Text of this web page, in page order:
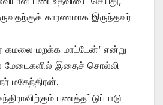
காரணமாக இருந்தவர்
கமலை மறக்க மாட்டேன்’ என்று
இதைச் சொல்லி
மகேந்திரன்.
பணத்தட்டுப்பாடு